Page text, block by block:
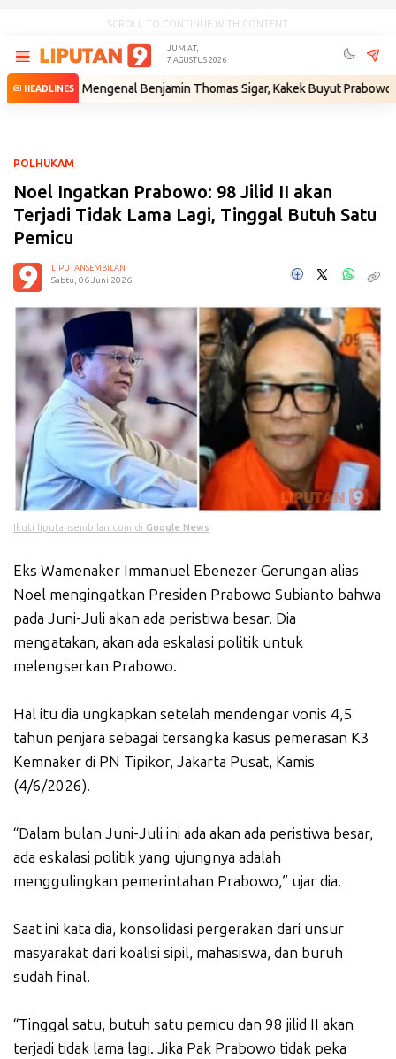
SCROLL TO CONTINUE WITH CONTENT
JUM'AT,
7 AGUSTUS 2026
HEADLINES
• Mengenal Benjamin Thomas Sigar, Kakek Buyut Prabowo dari
POLHUKAM
Noel Ingatkan Prabowo: 98 Jilid II akan
Terjadi Tidak Lama Lagi, Tinggal Butuh Satu
Pemicu
LIPUTANSEMBILAN
Sabtu, 06 Juni 2026
Ikuti liputansembilan.com di Google News
Eks Wamenaker Immanuel Ebenezer Gerungan alias
Noel mengingatkan Presiden Prabowo Subianto bahwa
pada Juni-Juli akan ada peristiwa besar. Dia
mengatakan, akan ada eskalasi politik untuk
melengserkan Prabowo.
Hal itu dia ungkapkan setelah mendengar vonis 4,5
tahun penjara sebagai tersangka kasus pemerasan K3
Kemnaker di PN Tipikor, Jakarta Pusat, Kamis
(4/6/2026).
“Dalam bulan Juni-Juli ini ada akan ada peristiwa besar,
ada eskalasi politik yang ujungnya adalah
menggulingkan pemerintahan Prabowo,” ujar dia.
Saat ini kata dia, konsolidasi pergerakan dari unsur
masyarakat dari koalisi sipil, mahasiswa, dan buruh
sudah final.
“Tinggal satu, butuh satu pemicu dan 98 jilid II akan
terjadi tidak lama lagi. Jika Pak Prabowo tidak peka